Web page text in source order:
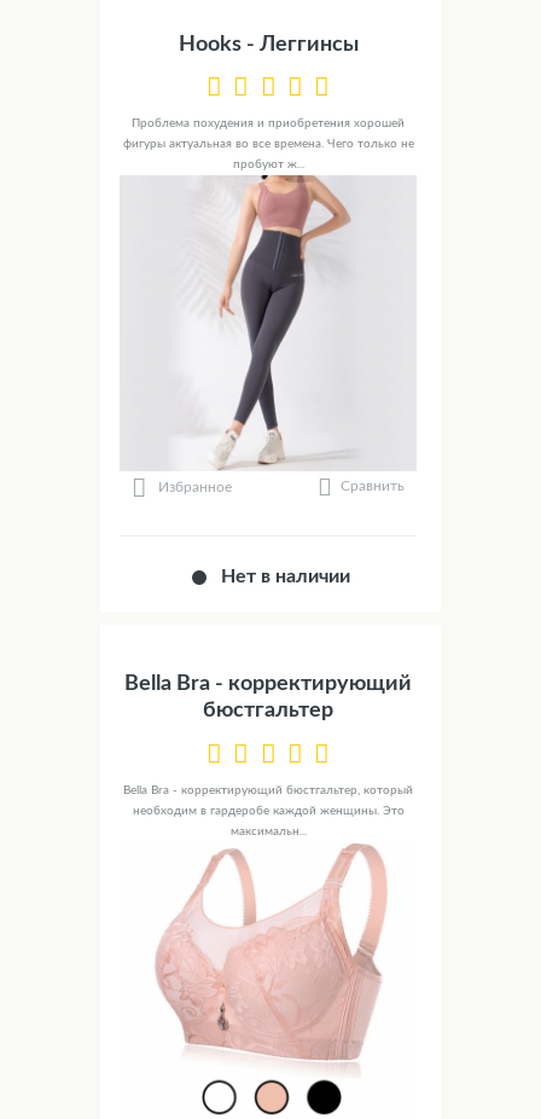
Hooks - Леггинсы
Проблема похудения и приобретения хорошей
фигуры актуальная во все времена. Чего только не
пробуют ж...
Избранное Сравнить
Нет в наличии
Bella Bra - корректирующий
бюстгальтер
Bella Bra - корректирующий бюстгальтер, который
необходим в гардеробе каждой женщины. Это
максимальн...